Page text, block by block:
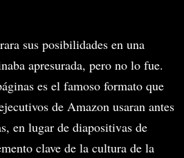
sus posibilidades en una
apresurada, pero no lo fue.
es el famoso formato que
de Amazon usaran antes
en lugar de diapositivas de
clave de la cultura de la